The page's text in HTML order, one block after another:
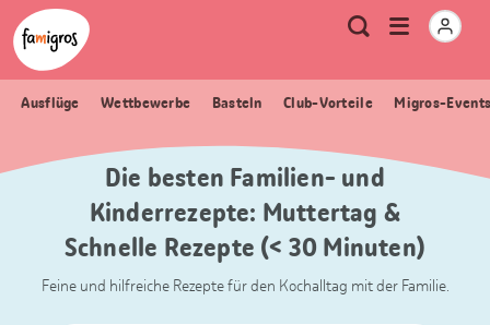
Sprungmarken
Navigation
Header
Logo
Meta
Navigation
Suche
Menu
öffnen
Ausflüge Wettbewerbe Basteln Club-Vorteile Migros-
Die besten Familien- und
Kinderrezepte: Muttertag &
Schnelle Rezepte (< 30 Minuten)
Feine und hilfreiche Rezepte für den Kochalltag mit der Familie.